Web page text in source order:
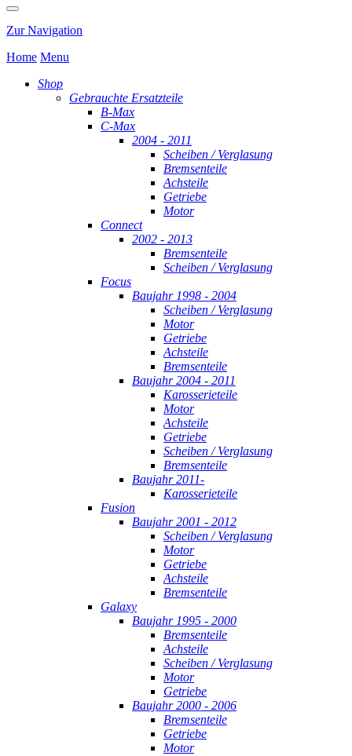
Zur Navigation
Home Menu
Shop
Gebrauchte Ersatzteile
B-Max
C-Max
2004 - 2011
Scheiben / Verglasung
Bremsenteile
Achsteile
Getriebe
Motor
Connect
2002 - 2013
Bremsenteile
Scheiben / Verglasung
Focus
Baujahr 1998 - 2004
Scheiben / Verglasung
Motor
Getriebe
Achsteile
Bremsenteile
Baujahr 2004 - 2011
Karosserieteile
Motor
Achsteile
Getriebe
Scheiben / Verglasung
Bremsenteile
Baujahr 2011-
Karosserieteile
Fusion
Baujahr 2001 - 2012
Scheiben / Verglasung
Motor
Getriebe
Achsteile
Bremsenteile
Galaxy
Baujahr 1995 - 2000
Bremsenteile
Achsteile
Scheiben / Verglasung
Motor
Getriebe
Baujahr 2000 - 2006
Bremsenteile
Getriebe
Motor